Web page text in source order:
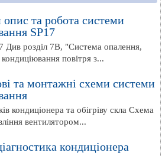
опис та робота системи
SP17
Див розділ 7B, "Система опалення,
кондиціювання повітря з...
та монтажні схеми системи
кондиціонера та обігріву скла Схема
вентилятором...
кондиціонера